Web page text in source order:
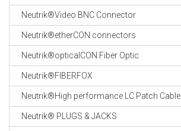
KOPER KABEL
OP ROL
OCC OPTICAL
FIBER CABLE
GE-ASSEMBLEERDE
Neutrik®Video BNC Connector
Neutrik®etherCON connectors
Neutrik®opticalCON Fiber Optic
Neutrik®FIBERFOX
Neutrik®High performance LC Patch Cable
Neutrik® PLUGS & JACKS